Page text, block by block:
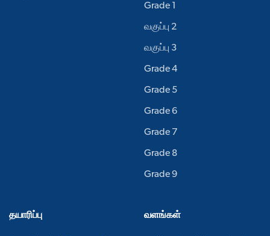
Grade 1
வகுப்பு 2
வகுப்பு 3
Grade 4
Grade 5
Grade 6
Grade 7
Grade 8
Grade 9
தயாரிப்பு வளங்கள்